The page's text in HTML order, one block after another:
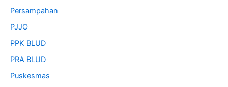
Persampahan
PJJO
PPK BLUD
PRA BLUD
Puskesmas